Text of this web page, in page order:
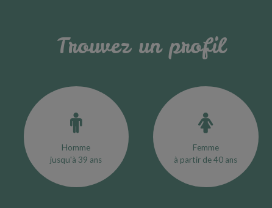
Trouvez un profil
Homme
jusqu'à 39 ans
Femme
à partir de 40 ans